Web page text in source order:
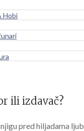
Hobi
ili izdavač?
pred hiljadama